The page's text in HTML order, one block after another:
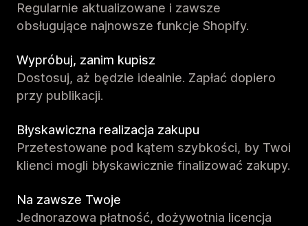
Regularnie aktualizowane i zawsze
obsługujące najnowsze funkcje Shopify.
Wypróbuj, zanim kupisz
Dostosuj, aż będzie idealnie. Zapłać dopiero
przy publikacji.
Błyskawiczna realizacja zakupu
Przetestowane pod kątem szybkości, by Twoi
klienci mogli błyskawicznie finalizować zakupy.
Na zawsze Twoje
Jednorazowa płatność, dożywotnia licencja